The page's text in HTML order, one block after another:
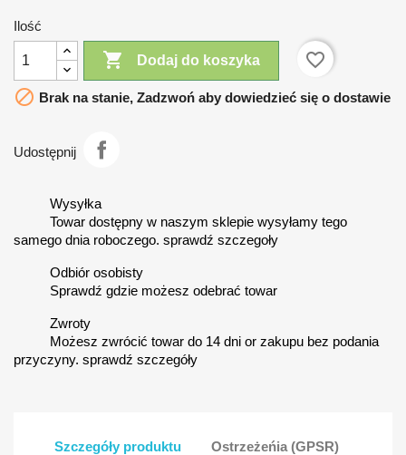
Ilość
 Dodaj do koszyka
favorite_border
 Brak na stanie, Zadzwoń aby dowiedzieć się o dostawie
Udostępnij
Wysyłka
Towar dostępny w naszym sklepie wysyłamy tego
samego dnia roboczego. sprawdź szczegoły
Odbiór osobisty
Sprawdź gdzie możesz odebrać towar
Zwroty
Możesz zwrócić towar do 14 dni or zakupu bez podania
przyczyny. sprawdź szczegóły
Szczegóły produktu Ostrzeżeńia (GPSR)